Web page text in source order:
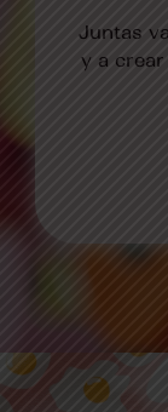
Juntas
y a